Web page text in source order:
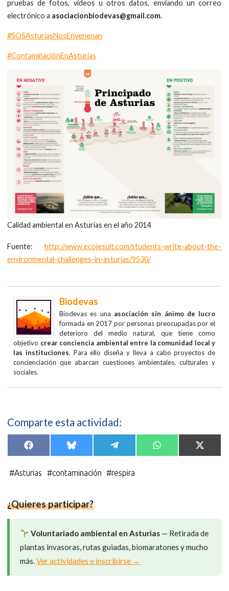
pruebas de fotos, vídeos u otros datos, enviando un correo
electrónico a asociacionbiodevas@gmail.com.
#SOSAsturiasNosEnvenenan
#ContaminaciónEnAsturias
Calidad ambiental en Asturias en el año 2014
Fuente:http://www.ecojesuit.com/students-write-about-the-
environmental-challenges-in-asturias/9530/
Biodevas
Biodevas es una asociación sin ánimo de lucro
formada en 2017 por personas preocupadas por el
deterioro del medio natural, que tiene como
objetivo crear conciencia ambiental entre la comunidad local y
las instituciones. Para ello diseña y lleva a cabo proyectos de
concienciación que abarcan cuestiones ambientales, culturales y
sociales.
Comparte esta actividad:
Compartir
en
F
a
e
b
Compartir
en
B
l
e
s
Compartir
en
e
e
g
Compartir
en
h
en
(
#Asturias #contaminación #respira
¿Quieres participar?
Voluntariado ambiental en Asturias— Retirada de
plantas invasoras, rutas guiadas, biomaratones y mucho
más.Ver actividades e inscribirse →